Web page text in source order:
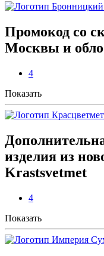
Промокод со
Москвы и
4
Показать
изделия из
Krastsvetmet
4
Показать